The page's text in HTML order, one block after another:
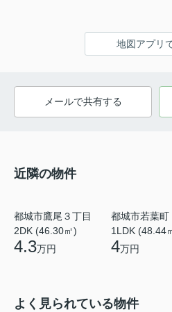
地図アプリ
メールで共有する
近隣の物件
都城市鷹尾３丁目
2DK (46.30㎡)
4.3万円
都城市若葉町
1LDK (48.44
4万円
よく見られている物件